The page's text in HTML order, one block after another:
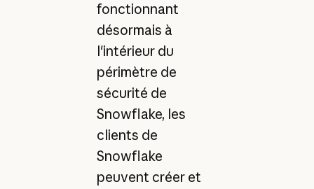
fonctionnant
désormais à
l'intérieur du
périmètre de
sécurité de
Snowflake, les
clients de
Snowflake
peuvent créer et